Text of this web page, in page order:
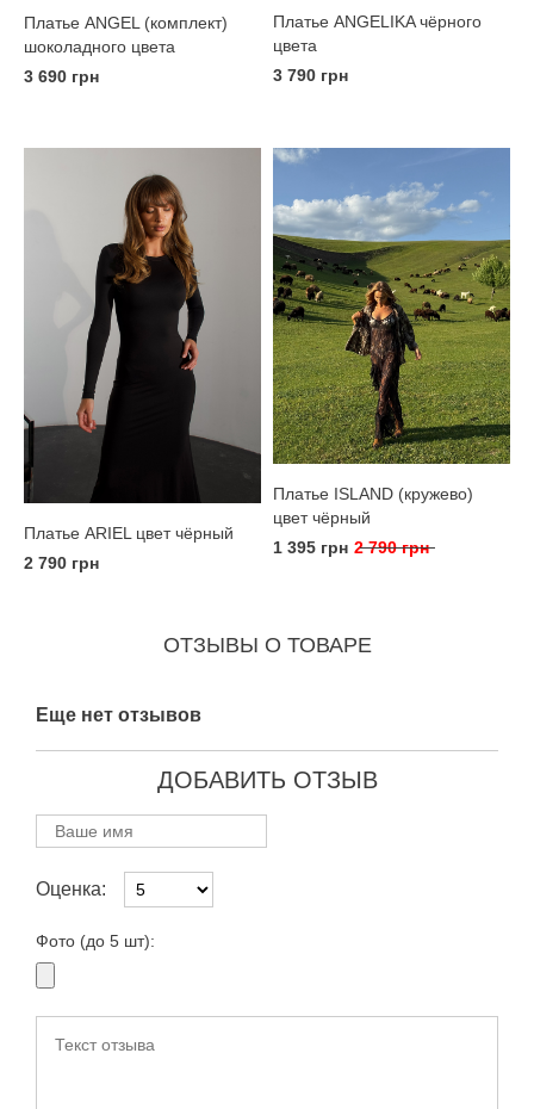
Платье ANGEL (комплект)
шоколадного цвета
3 690 грн
Платье ANGELIKA чёрного
цвета
3 790 грн
Платье ARIEL цвет чёрный
2 790 грн
Платье ISLAND (кружево)
цвет чёрный
1 395 грн 2 790 грн
ОТЗЫВЫ О ТОВАРЕ
Еще нет отзывов
ДОБАВИТЬ ОТЗЫВ
Оценка:
Фото (до 5 шт):